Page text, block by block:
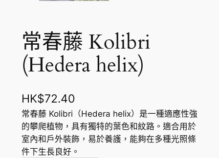
常春藤 Kolibri
(Hedera helix)
HK$72.40
常春藤 Kolibri（Hedera helix）是一種適應性強
的攀爬植物，具有獨特的葉色和紋路。適合用於
室內和戶外裝飾，易於養護，能夠在多種光照條
件下生長良好。